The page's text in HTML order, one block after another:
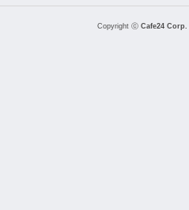
Copyright ⓒ Cafe24 Corp.